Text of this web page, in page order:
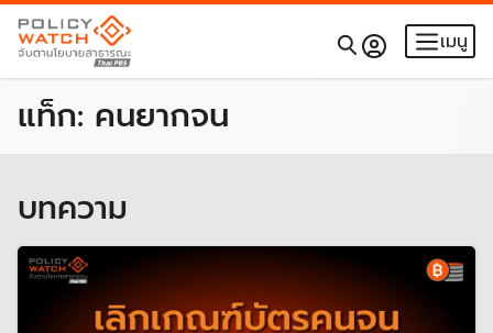
เมนู
แท็ก: คนยากจน
บทความ